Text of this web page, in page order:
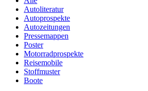
Autoliteratur
Autoprospekte
Autozeitungen
Pressemappen
Poster
Motorradprospekte
Reisemobile
Stoffmuster
Boote